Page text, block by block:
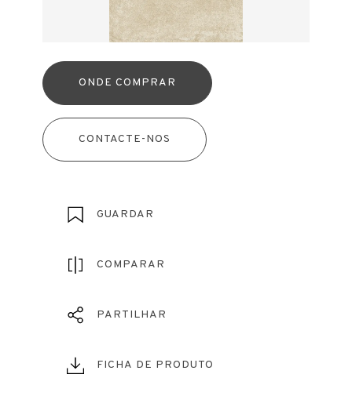
ONDE COMPRAR
CONTACTE-NOS
GUARDAR
COMPARAR
PARTILHAR
FICHA DE PRODUTO